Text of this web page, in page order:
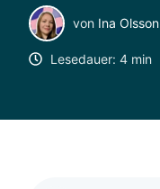
von Ina Olsson
Lesedauer: 4 min